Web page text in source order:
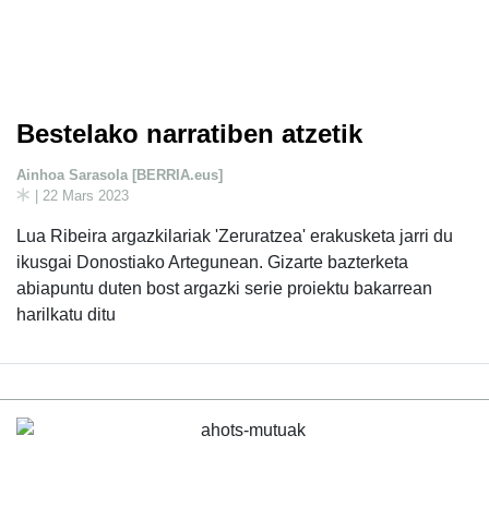
Bestelako narratiben atzetik
Ainhoa Sarasola [BERRIA.eus]
| 22 Mars 2023
Lua Ribeira argazkilariak 'Zeruratzea' erakusketa jarri du
ikusgai Donostiako Artegunean. Gizarte bazterketa
abiapuntu duten bost argazki serie proiektu bakarrean
harilkatu ditu